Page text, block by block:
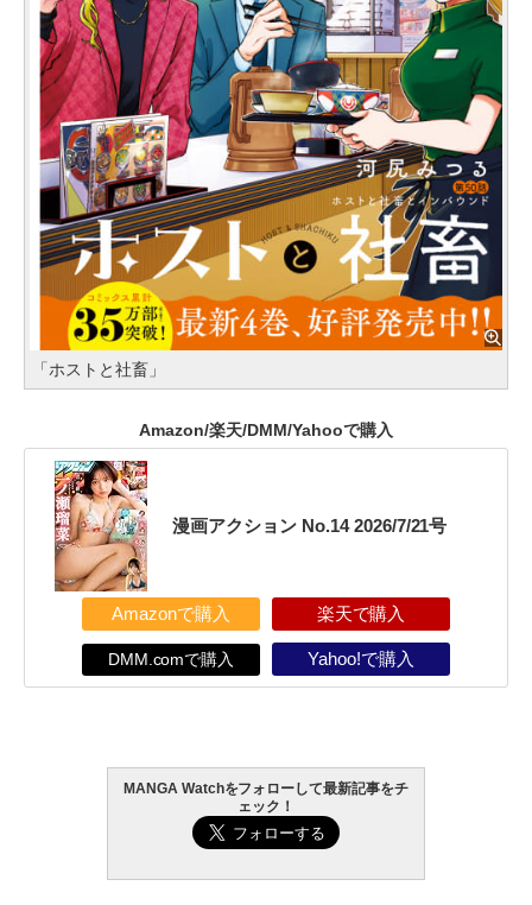
「ホストと社畜」
Amazon/楽天/DMM/Yahooで購入
漫画アクション No.14 2026/7/21号
Amazonで購入 楽天で購入
DMM.comで購入 Yahoo!で購入
MANGA Watchをフォローして最新記事をチ
ェック！